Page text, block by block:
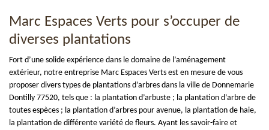
Marc Espaces Verts pour s’occuper de
diverses plantations
Fort d’une solide expérience dans le domaine de l’aménagement
extérieur, notre entreprise Marc Espaces Verts est en mesure de vous
proposer divers types de plantations d’arbres dans la ville de Donnemarie
Dontilly 77520, tels que : la plantation d’arbuste ; la plantation d’arbre de
toutes espèces ; la plantation d’arbres pour avenue, la plantation de haie,
la plantation de différente variété de fleurs. Ayant les savoir-faire et